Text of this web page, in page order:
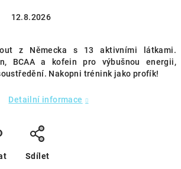
12.8.2026
z Německa s 13 aktivními látkami.
BCAA a kofein pro výbušnou energii,
Nakopni trénink jako profík!
Detailní informace
Sdílet